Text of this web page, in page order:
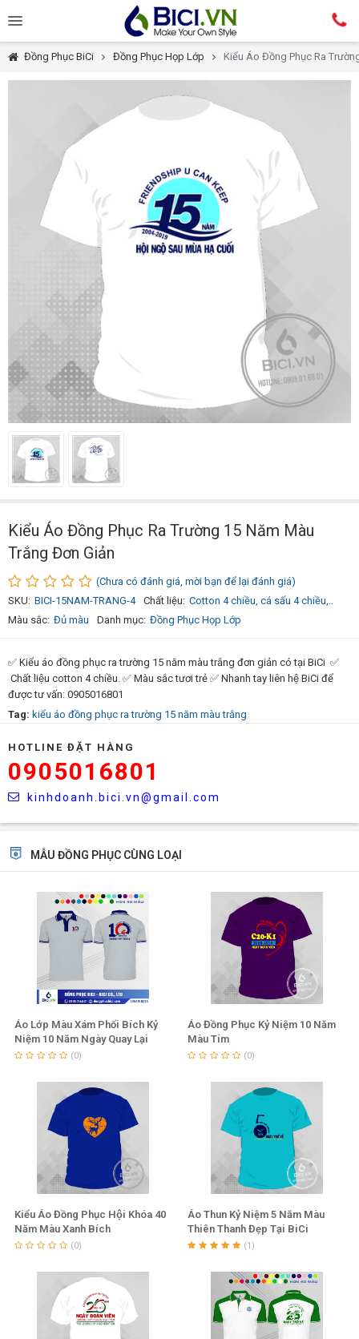
Đồng Phục BiCi Đồng Phục Họp Lớp Kiểu Áo Đồng Phục Ra
Kiểu Áo Đồng Phục Ra Trường 15 Năm Màu
Trắng Đơn Giản
(Chưa có đánh giá, mời bạn để lại đánh giá)
SKU: BICI-15NAM-TRANG-4 Chất liệu: Cotton 4 chiều, cá sấu 4 chiều,..
Màu sắc: Đủ màu Danh mục: Đồng Phục Họp Lớp
✅ Kiểu áo đồng phục ra trường 15 năm màu trắng đơn giản có tại BiCi ✅
Chất liệu cotton 4 chiều. ✅ Màu sắc tươi trẻ ✅ Nhanh tay liên hệ BiCi để
được tư vấn: 0905016801
Tag: kiểu áo đồng phục ra trường 15 năm màu trắng
HOTLINE ĐẶT HÀNG
0905016801
kinhdoanh.bici.vn@gmail.com
MẪU ĐỒNG PHỤC CÙNG LOẠI
Áo Lớp Màu Xám Phối Bích Kỷ
Niệm 10 Năm Ngày Quay Lại
Trường
(0)
Áo Đồng Phục Kỷ Niệm 10 Năm
Màu Tím
(0)
Kiểu Áo Đồng Phục Hội Khóa 40
Năm Màu Xanh Bích
(0)
Áo Thun Kỷ Niệm 5 Năm Màu
Thiên Thanh Đẹp Tại BiCi
(1)